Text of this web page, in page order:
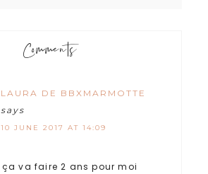
Comments
LAURA DE BBXMARMOTTE
says
10 JUNE 2017 AT 14:09
ça va faire 2 ans pour moi